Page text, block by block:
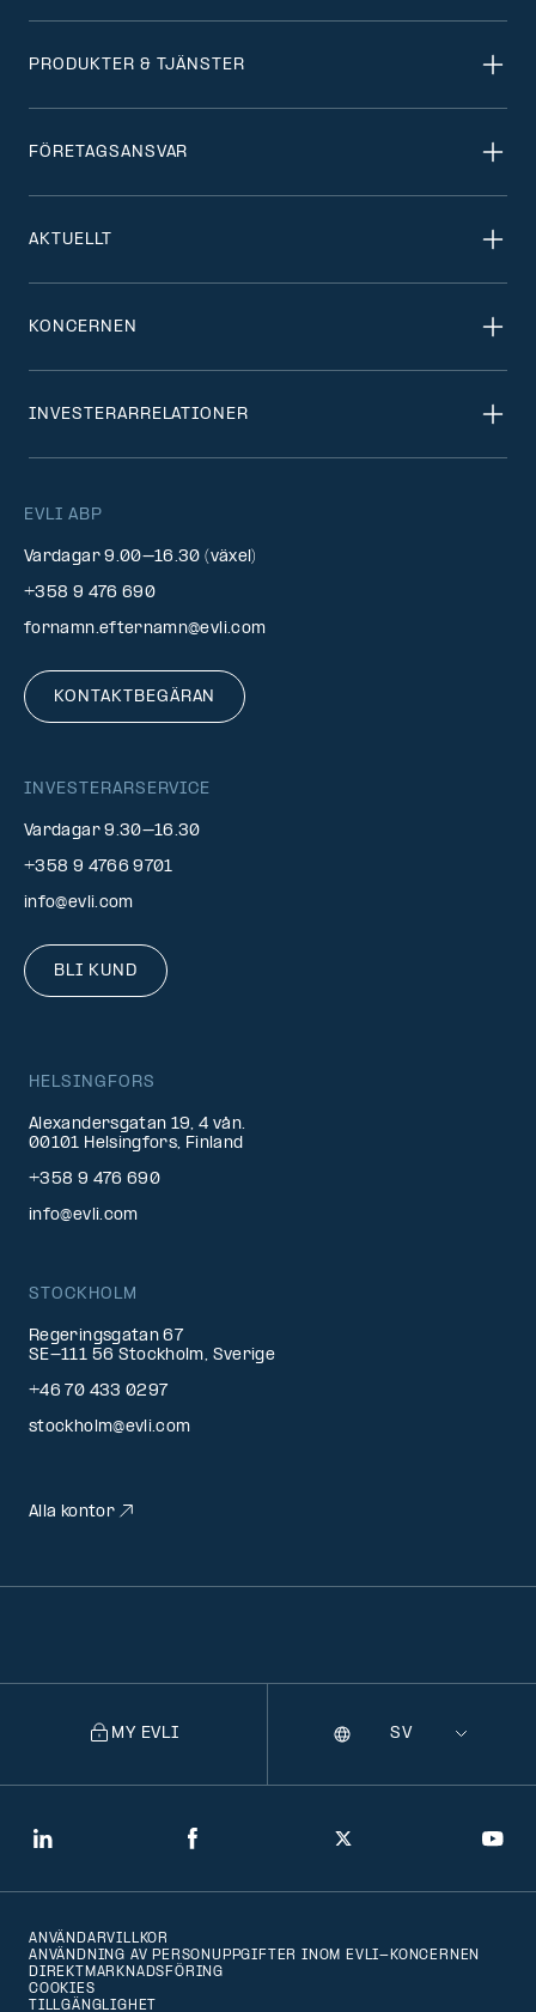
EVLI ABP
Vardagar 9.00–16.30 (växel)
+358 9 476 690
fornamn.efternamn@evli.com
KONTAKTBEGÄRAN
INVESTERARSERVICE
Vardagar 9.30–16.30
+358 9 4766 9701
info@evli.com
BLI KUND
PRODUKTER & TJÄNSTER
FÖRETAGSANSVAR
AKTUELLT
KONCERNEN
INVESTERARRELATIONER
HELSINGFORS
Alexandersgatan 19, 4 vån.
00101 Helsingfors, Finland
+358 9 476 690
info@evli.com
STOCKHOLM
Regeringsgatan 67
SE-111 56 Stockholm, Sverige
+46 70 433 0297
stockholm@evli.com
Alla kontor
LinkedIn Facebook Twitter
MY EVLI
Selecting
that
Språk
ANVÄNDARVILLKOR
ANVÄNDNING AV PERSONUPPGIFTER INOM EVLI-KONCERNEN
DIREKTMARKNADSFÖRING
COOKIES
TILLGÄNGLIGHET